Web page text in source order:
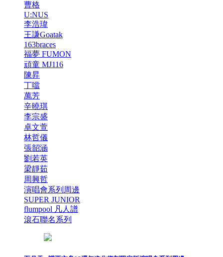
曹格
U:NUS
李浩瑋
王謙Goatak
163braces
福夢 FUMON
頑童 MJ116
陳昇
丁噹
萬芳
辛曉琪
李宗盛
卓文萱
林哲儀
張韶涵
劉若英
梁靜茹
周興哲
演唱會系列周邊
SUPER JUNIOR
flumpool 凡人譜
滾石聯名系列